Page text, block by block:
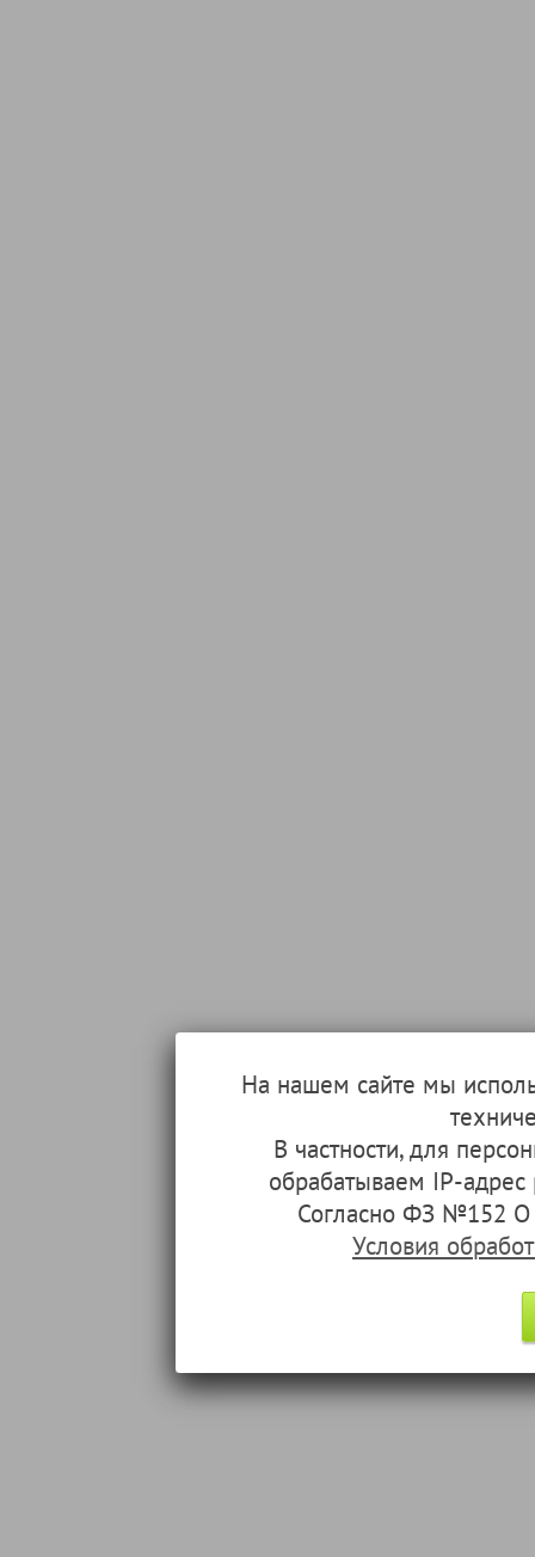
На нашем сайте мы
В частности, для
обрабатываем IP-
Согласно ФЗ №152 О
Условия